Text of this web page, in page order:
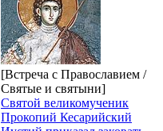
[Встреча с Православием /
Святые и святыни]
Святой великомученик
Прокопий Кесарийский